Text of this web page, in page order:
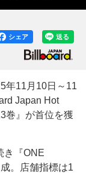
送る
シェア
年11月10日～11
Japan Hot
巻』が首位を獲
き『ONE
。店舗指標は1